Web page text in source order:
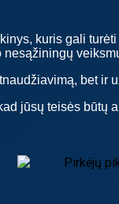
kuris gali
nesąžiningų
bet ir
jūsų teisės